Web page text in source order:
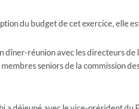
du budget de cet exercice, elle
dîner-réunion avec les directeurs
seniors de la commission